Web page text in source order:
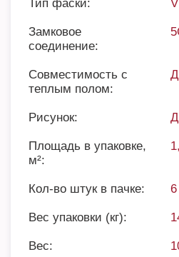
Тип фаски:
Замковое
соединение:
Совместимость с
теплым полом:
Рисунок:
Площадь в упаковке,
м²:
Кол-во штук в пачке: 6
Вес упаковки (кг):
Вес: